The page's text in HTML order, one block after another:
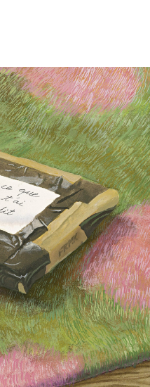
CONTACTS/ACCÈS